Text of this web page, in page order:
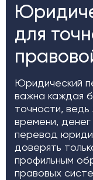
для
Юридический
важна каждая
точности,
времени,
перевод
доверять
профильным
правовых